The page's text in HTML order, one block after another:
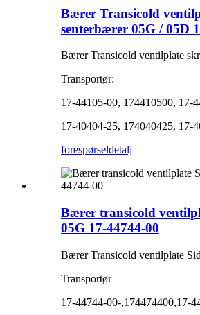
Bærer Transicold
senterbærer 05G / 05D
Bærer Transicold ventilplate
Transportør:
17-44105-00, 174410500, 17-
17-40404-25, 174040425, 17-
forespørseldetalj
Bærer transicold
05G 17-44744-00
Bærer Transicold ventilplate
Transportør
17-44744-00-,174474400,17-